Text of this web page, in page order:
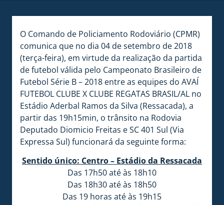
O Comando de Policiamento Rodoviário (CPMR)
comunica que no dia 04 de setembro de 2018
(terça-feira), em virtude da realização da partida
de futebol válida pelo Campeonato Brasileiro de
Futebol Série B – 2018 entre as equipes do AVAÍ
FUTEBOL CLUBE X CLUBE REGATAS BRASIL/AL no
Estádio Aderbal Ramos da Silva (Ressacada), a
partir das 19h15min, o trânsito na Rodovia
Deputado Diomicio Freitas e SC 401 Sul (Via
Expressa Sul) funcionará da seguinte forma:
Sentido único: Centro – Estádio da Ressacada
Das 17h50 até às 18h10
Das 18h30 até às 18h50
Das 19 horas até às 19h15